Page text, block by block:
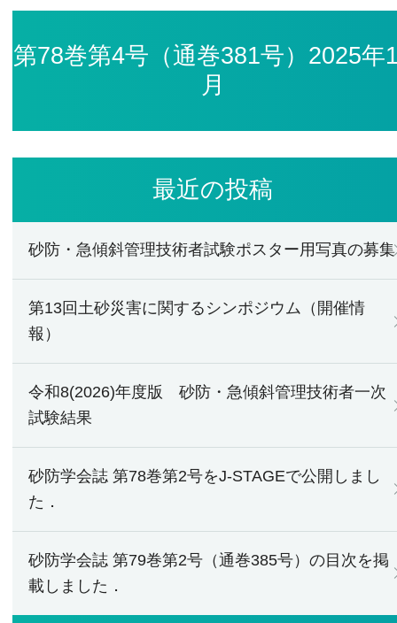
第78巻第4号（通巻381号）2025年
月
最近の投稿
砂防・急傾斜管理技術者試験ポスター用写真の募集
第13回土砂災害に関するシンポジウム（開催情
報）
令和8(2026)年度版 砂防・急傾斜管理技術者一次
試験結果
砂防学会誌 第78巻第2号をJ-STAGEで公開しまし
た．
砂防学会誌 第79巻第2号（通巻385号）の目次を掲
載しました．